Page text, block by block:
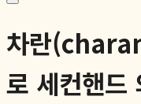
차란
로 세컨핸드